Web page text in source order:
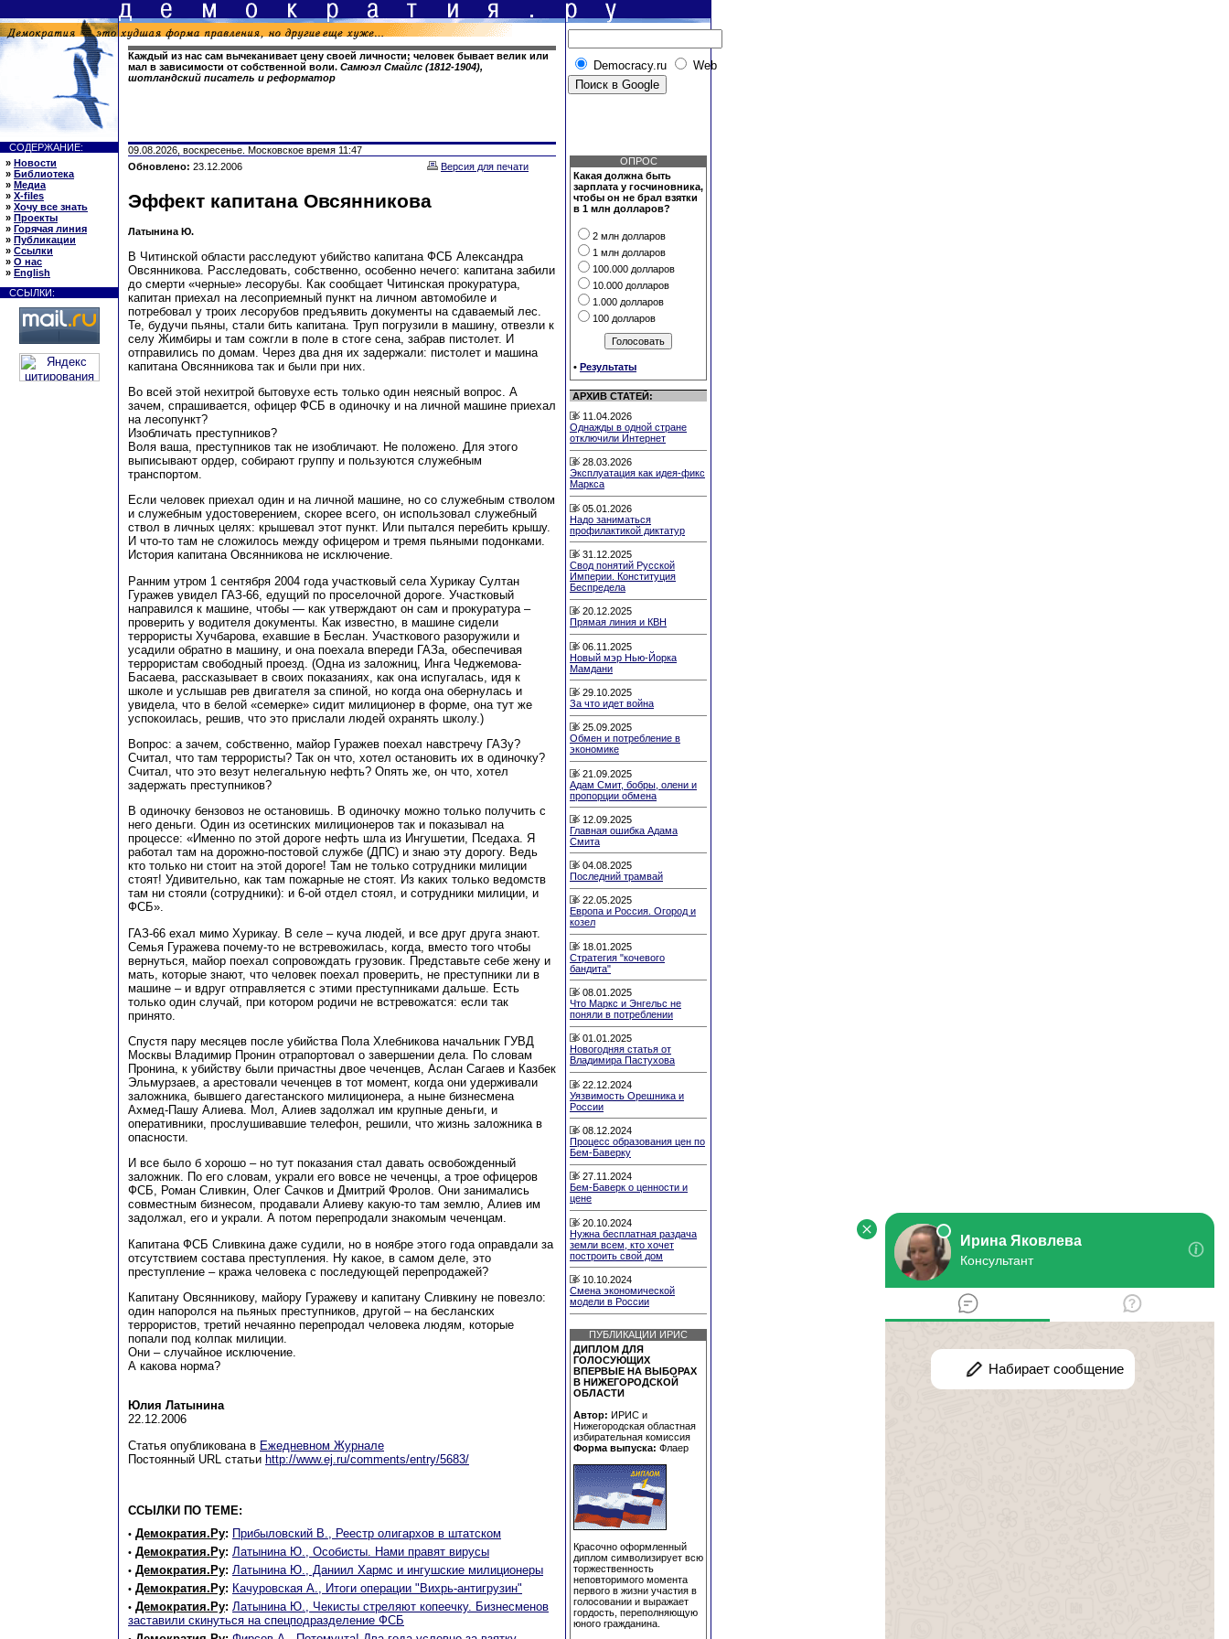
Каждый из нас сам вычеканивает цену своей личности; человек бывает велик или
мал в зависимости от собственной воли. Самюэл Смайлс (1812-1904),
шотландский писатель и реформатор
Democracy.ru Web
СОДЕРЖАНИЕ:
» Новости
» Библиотека
» Медиа
» X-files
» Хочу все знать
» Проекты
» Горячая линия
» Публикации
» Ссылки
» О нас
» English
ССЫЛКИ:
09.08.2026, воскресенье. Московское время 11:47
Обновлено: 23.12.2006 Версия для печати
Эффект капитана Овсянникова
Латынина Ю.
В Читинской области расследуют убийство капитана ФСБ Александра
Овсянникова. Расследовать, собственно, особенно нечего: капитана забили
до смерти «черные» лесорубы. Как сообщает Читинская прокуратура,
капитан приехал на лесоприемный пункт на личном автомобиле и
потребовал у троих лесорубов предъявить документы на сдаваемый лес.
Те, будучи пьяны, стали бить капитана. Труп погрузили в машину, отвезли к
селу Жимбиры и там сожгли в поле в стоге сена, забрав пистолет. И
отправились по домам. Через два дня их задержали: пистолет и машина
капитана Овсянникова так и были при них.
Во всей этой нехитрой бытовухе есть только один неясный вопрос. А
зачем, спрашивается, офицер ФСБ в одиночку и на личной машине приехал
на лесопункт?
Изобличать преступников?
Воля ваша, преступников так не изобличают. Не положено. Для этого
выписывают ордер, собирают группу и пользуются служебным
транспортом.
Если человек приехал один и на личной машине, но со служебным стволом
и служебным удостоверением, скорее всего, он использовал служебный
ствол в личных целях: крышевал этот пункт. Или пытался перебить крышу.
И что-то там не сложилось между офицером и тремя пьяными подонками.
История капитана Овсянникова не исключение.
Ранним утром 1 сентября 2004 года участковый села Хурикау Султан
Гуражев увидел ГАЗ-66, едущий по проселочной дороге. Участковый
направился к машине, чтобы — как утверждают он сам и прокуратура –
проверить у водителя документы. Как известно, в машине сидели
террористы Хучбарова, ехавшие в Беслан. Участкового разоружили и
усадили обратно в машину, и она поехала впереди ГАЗа, обеспечивая
террористам свободный проезд. (Одна из заложниц, Инга Чеджемова-
Басаева, рассказывает в своих показаниях, как она испугалась, идя к
школе и услышав рев двигателя за спиной, но когда она обернулась и
увидела, что в белой «семерке» сидит милиционер в форме, она тут же
успокоилась, решив, что это прислали людей охранять школу.)
Вопрос: а зачем, собственно, майор Гуражев поехал навстречу ГАЗу?
Считал, что там террористы? Так он что, хотел остановить их в одиночку?
Считал, что это везут нелегальную нефть? Опять же, он что, хотел
задержать преступников?
В одиночку бензовоз не остановишь. В одиночку можно только получить с
него деньги. Один из осетинских милиционеров так и показывал на
процессе: «Именно по этой дороге нефть шла из Ингушетии, Пседаха. Я
работал там на дорожно-постовой службе (ДПС) и знаю эту дорогу. Ведь
кто только ни стоит на этой дороге! Там не только сотрудники милиции
стоят! Удивительно, как там пожарные не стоят. Из каких только ведомств
там ни стояли (сотрудники): и 6-ой отдел стоял, и сотрудники милиции, и
ФСБ».
ГАЗ-66 ехал мимо Хурикау. В селе – куча людей, и все друг друга знают.
Семья Гуражева почему-то не встревожилась, когда, вместо того чтобы
вернуться, майор поехал сопровождать грузовик. Представьте себе жену и
мать, которые знают, что человек поехал проверить, не преступники ли в
машине – и вдруг отправляется с этими преступниками дальше. Есть
только один случай, при котором родичи не встревожатся: если так
принято.
Спустя пару месяцев после убийства Пола Хлебникова начальник ГУВД
Москвы Владимир Пронин отрапортовал о завершении дела. По словам
Пронина, к убийству были причастны двое чеченцев, Аслан Сагаев и Казбек
Эльмурзаев, а арестовали чеченцев в тот момент, когда они удерживали
заложника, бывшего дагестанского милиционера, а ныне бизнесмена
Ахмед-Пашу Алиева. Мол, Алиев задолжал им крупные деньги, и
оперативники, прослушивавшие телефон, решили, что жизнь заложника в
опасности.
И все было б хорошо – но тут показания стал давать освобожденный
заложник. По его словам, украли его вовсе не чеченцы, а трое офицеров
ФСБ, Роман Сливкин, Олег Сачков и Дмитрий Фролов. Они занимались
совместным бизнесом, продавали Алиеву какую-то там землю, Алиев им
задолжал, его и украли. А потом перепродали знакомым чеченцам.
Капитана ФСБ Сливкина даже судили, но в ноябре этого года оправдали за
отсутствием состава преступления. Ну какое, в самом деле, это
преступление – кража человека с последующей перепродажей?
Капитану Овсянникову, майору Гуражеву и капитану Сливкину не повезло:
один напоролся на пьяных преступников, другой – на бесланских
террористов, третий нечаянно перепродал человека людям, которые
попали под колпак милиции.
Они – случайное исключение.
А какова норма?
Юлия Латынина
22.12.2006
Статья опубликована в Ежедневном Журнале
Постоянный URL статьи http://www.ej.ru/comments/entry/5683/
ССЫЛКИ ПО ТЕМЕ:
• Демократия.Ру: Прибыловский В., Реестр олигархов в штатском
• Демократия.Ру: Латынина Ю., Особисты. Нами правят вирусы
• Демократия.Ру: Латынина Ю., Даниил Хармс и ингушские милиционеры
• Демократия.Ру: Качуровская А., Итоги операции "Вихрь-антигрузин"
• Демократия.Ру: Латынина Ю., Чекисты стреляют копеечку. Бизнесменов
заставили скинуться на спецподразделение ФСБ
ОПРОС
Какая должна быть
зарплата у госчиновника,
чтобы он не брал взятки
в 1 млн долларов?
2 млн долларов
1 млн долларов
100.000 долларов
10.000 долларов
1.000 долларов
100 долларов
• Результаты
АРХИВ СТАТЕЙ:
11.04.2026
Однажды в одной стране
отключили Интернет
28.03.2026
Эксплуатация как идея-фикс
Маркса
05.01.2026
Надо заниматься
профилактикой диктатур
31.12.2025
Свод понятий Русской
Империи. Конституция
Беспредела
20.12.2025
Прямая линия и КВН
06.11.2025
Новый мэр Нью-Йорка
Мамдани
29.10.2025
За что идет война
25.09.2025
Обмен и потребление в
экономике
21.09.2025
Адам Смит, бобры, олени и
пропорции обмена
12.09.2025
Главная ошибка Адама
Смита
04.08.2025
Последний трамвай
22.05.2025
Европа и Россия. Огород и
козел
18.01.2025
Стратегия "кочевого
бандита"
08.01.2025
Что Маркс и Энгельс не
поняли в потреблении
01.01.2025
Новогодняя статья от
Владимира Пастухова
22.12.2024
Уязвимость Орешника и
России
08.12.2024
Процесс образования цен по
Бем-Баверку
27.11.2024
Бем-Баверк о ценности и
цене
20.10.2024
Нужна бесплатная раздача
земли всем, кто хочет
построить свой дом
10.10.2024
Смена экономической
модели в России
ПУБЛИКАЦИИ ИРИС
ДИПЛОМ ДЛЯ
ГОЛОСУЮЩИХ
ВПЕРВЫЕ НА ВЫБОРАХ
В НИЖЕГОРОДСКОЙ
ОБЛАСТИ
Автор: ИРИС и
Нижегородская областная
избирательная комиссия
Форма выпуска: Флаер
Красочно оформленный
диплом символизирует всю
торжественность
неповторимого момента
первого в жизни участия в
голосовании и выражает
гордость, переполняющую
юного гражданина.